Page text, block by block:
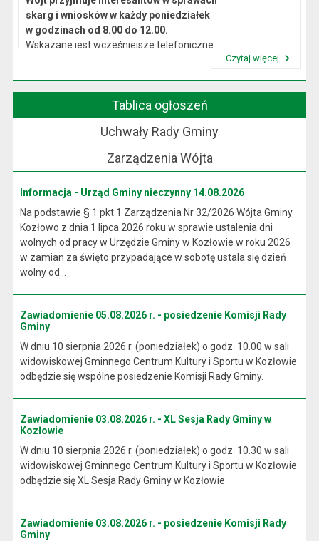
skarg i wniosków w każdy poniedziałek
w godzinach od 8.00 do 12.00.
Wskazane jest wcześniejsze telefoniczne
Czytaj więcej
Tablica ogłoszeń
Uchwały Rady Gminy
Zarządzenia Wójta
Informacja - Urząd Gminy nieczynny 14.08.2026
Na podstawie § 1 pkt 1 Zarządzenia Nr 32/2026 Wójta Gminy
Kozłowo z dnia 1 lipca 2026 roku w sprawie ustalenia dni
wolnych od pracy w Urzędzie Gminy w Kozłowie w roku 2026
w zamian za święto przypadające w sobotę ustala się dzień
wolny od...
Zawiadomienie 05.08.2026 r. - posiedzenie Komisji Rady
Gminy
W dniu 10 sierpnia 2026 r. (poniedziałek) o godz. 10.00 w sali
widowiskowej Gminnego Centrum Kultury i Sportu w Kozłowie
odbędzie się wspólne posiedzenie Komisji Rady Gminy.
Zawiadomienie 03.08.2026 r. - XL Sesja Rady Gminy w
Kozłowie
W dniu 10 sierpnia 2026 r. (poniedziałek) o godz. 10.30 w sali
widowiskowej Gminnego Centrum Kultury i Sportu w Kozłowie
odbędzie się XL Sesja Rady Gminy w Kozłowie
Zawiadomienie 03.08.2026 r. - posiedzenie Komisji Rady
Gminy